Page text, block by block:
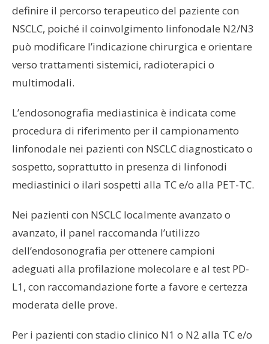
definire il percorso terapeutico del paziente con
NSCLC, poiché il coinvolgimento linfonodale N2/N3
può modificare l’indicazione chirurgica e orientare
verso trattamenti sistemici, radioterapici o
multimodali.
L’endosonografia mediastinica è indicata come
procedura di riferimento per il campionamento
linfonodale nei pazienti con NSCLC diagnosticato o
sospetto, soprattutto in presenza di linfonodi
mediastinici o ilari sospetti alla TC e/o alla PET-TC.
Nei pazienti con NSCLC localmente avanzato o
avanzato, il panel raccomanda l’utilizzo
dell’endosonografia per ottenere campioni
adeguati alla profilazione molecolare e al test PD-
L1, con raccomandazione forte a favore e certezza
moderata delle prove.
Per i pazienti con stadio clinico N1 o N2 alla TC e/o